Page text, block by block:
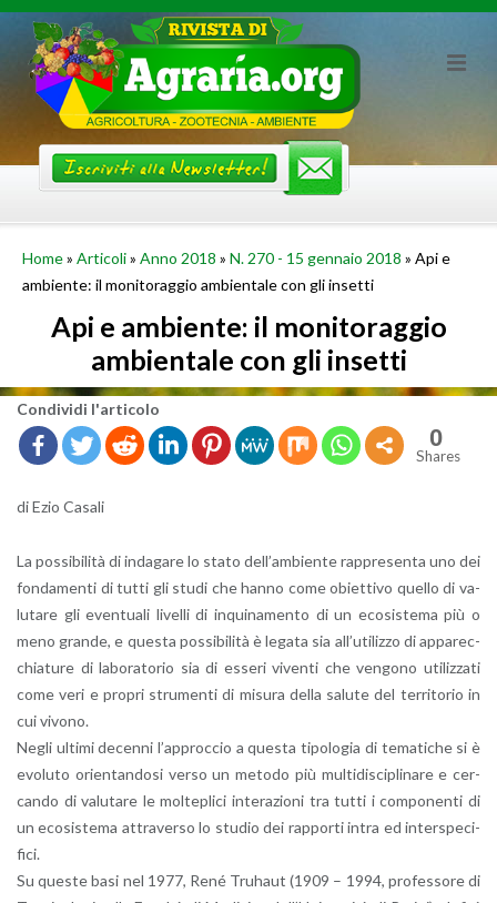
Skip
content
Home» Articoli» Anno 2018 » N. 270 - 15 gennaio 2018 » Api e
ambiente: il monitoraggio ambientale con gli insetti
Api e ambiente: il monitoraggio
ambientale con gli insetti
Con­di­vi­di l'ar­ti­co­lo
0
Shares
di Ezio Ca­sa­li
La pos­si­bi­li­tà di in­da­ga­re lo stato del­l’am­bien­te rap­pre­sen­ta uno dei
fon­da­men­ti di tutti gli studi che hanno come obiet­ti­vo quel­lo di va­
lu­ta­re gli even­tua­li li­vel­li di in­qui­na­men­to di un eco­si­ste­ma più o
meno gran­de, e que­sta pos­si­bi­li­tà è le­ga­ta sia al­l’u­ti­liz­zo di ap­pa­rec­
chia­tu­re di la­bo­ra­to­rio sia di es­se­ri vi­ven­ti che ven­go­no uti­liz­za­ti
come veri e pro­pri stru­men­ti di mi­su­ra della sa­lu­te del ter­ri­to­rio in
cui vi­vo­no.
Negli ul­ti­mi de­cen­ni l’ap­proc­cio a que­sta ti­po­lo­gia di te­ma­ti­che si è
evo­lu­to orien­tan­do­si verso un me­to­do più mul­ti­di­sci­pli­na­re e cer­
can­do di va­lu­ta­re le mol­te­pli­ci in­te­ra­zio­ni tra tutti i com­po­nen­ti di
un eco­si­ste­ma at­tra­ver­so lo stu­dio dei rap­por­ti intra ed in­ter­spe­ci­
fi­ci.
Su que­ste basi nel 1977, René Tru­haut (1909 – 1994, pro­fes­so­re di